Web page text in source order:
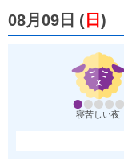
08月09日 ( 日 )
寝苦しい夜